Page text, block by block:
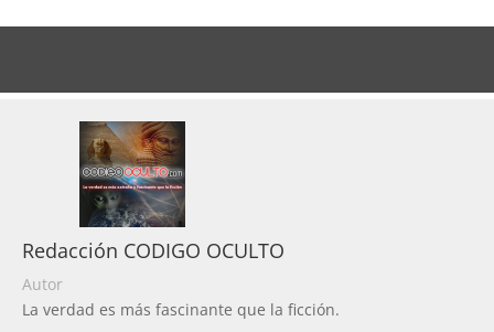
Redacción CODIGO OCULTO
Autor
La verdad es más fascinante que la ficción.